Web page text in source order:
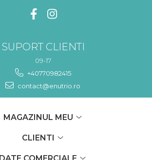
SUPORT CLIENTI
09-17
+40770982415
contact@enutrio.ro
MAGAZINUL MEU
CLIENTI